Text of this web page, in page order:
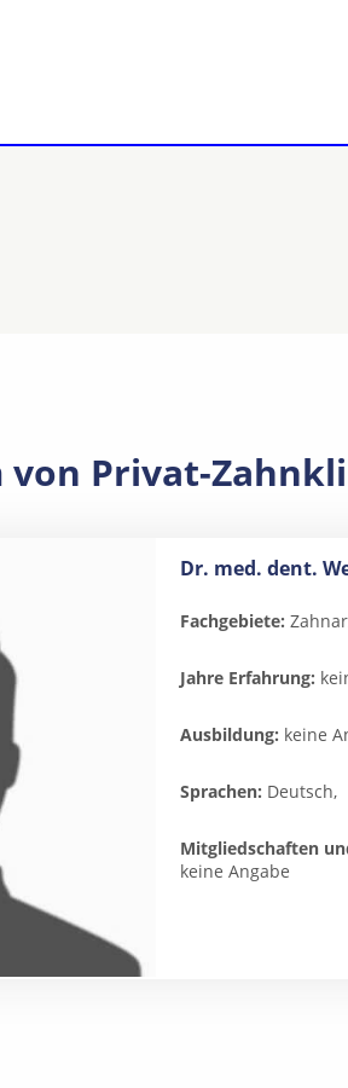
von Privat-
Dr. med. dent.
Fachgebiete:
Jahre Erfahrung:
Ausbildung: keine
Sprachen: Deutsch,
Mitgliedschaften
keine Angabe